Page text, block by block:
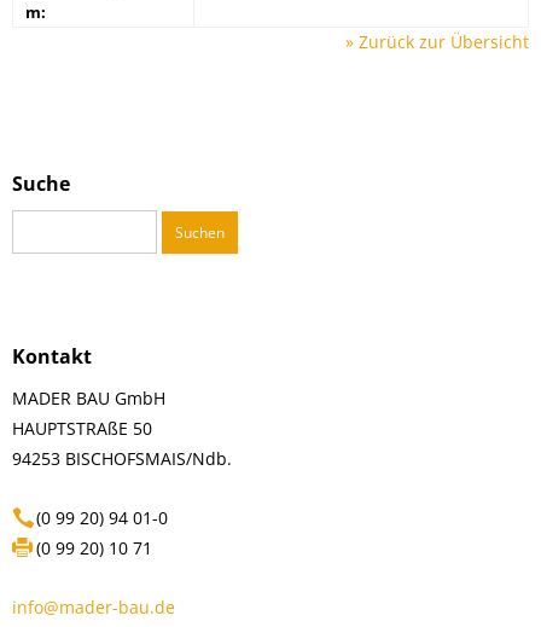
m:
» Zurück zur Übersicht
Suche
nach:
Kontakt
MADER BAU GmbH
HAUPTSTRAßE 50
94253 BISCHOFSMAIS/Ndb.
(0 99 20) 94 01-0
(0 99 20) 10 71
info@mader-bau.de